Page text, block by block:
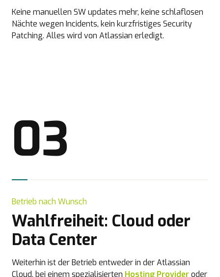
Keine manuellen SW updates mehr, keine schlaflosen
Nächte wegen Incidents, kein kurzfristiges Security
Patching. Alles wird von Atlassian erledigt.
03
Betrieb nach Wunsch
Wahlfreiheit: Cloud oder
Data Center
Weiterhin ist der Betrieb entweder in der Atlassian
Cloud, bei einem spezialisierten Hosting Provideroder